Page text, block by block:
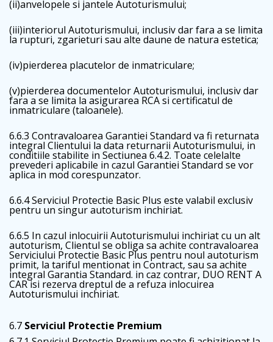
(ii)anvelopele si jantele Autoturismului;
(iii)interiorul Autoturismului, inclusiv dar fara a se limita
la rupturi, zgarieturi sau alte daune de natura estetica;
(iv)pierderea placutelor de inmatriculare;
(v)pierderea documentelor Autoturismului, inclusiv dar
fara a se limita la asigurarea RCA si certificatul de
inmatriculare (taloanele).
6.6.3 Contravaloarea Garantiei Standard va fi returnata
integral Clientului la data returnarii Autoturismului, in
conditiile stabilite in Sectiunea 6.4.2. Toate celelalte
prevederi aplicabile in cazul Garantiei Standard se vor
aplica in mod corespunzator.
6.6.4 Serviciul Protectie Basic Plus este valabil exclusiv
pentru un singur autoturism inchiriat.
6.6.5 In cazul inlocuirii Autoturismului inchiriat cu un alt
autoturism, Clientul se obliga sa achite contravaloarea
Serviciului Protectie Basic Plus pentru noul autoturism
primit, la tariful mentionat in Contract, sau sa achite
integral Garantia Standard. in caz contrar, DUO RENT A
CAR isi rezerva dreptul de a refuza inlocuirea
Autoturismului inchiriat.
6.7 Serviciul Protectie Premium